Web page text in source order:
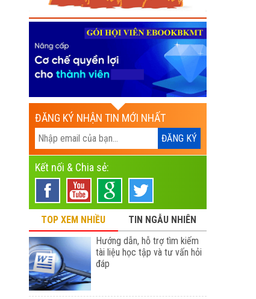
ĐĂNG KÝ NHẬN TIN MỚI NHẤT
Kết nối & Chia sẻ:
TOP XEM NHIỀU
TIN NGẪU NHIÊN
Hướng dẫn, hỗ trợ tìm kiếm
tài liệu học tập và tư vấn hỏi
đáp